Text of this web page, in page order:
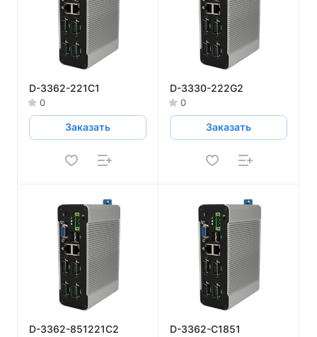
D-3362-221C1
0
Заказать
D-3330-222G2
0
Заказать
D-3362-851221C2 D-3362-C1851